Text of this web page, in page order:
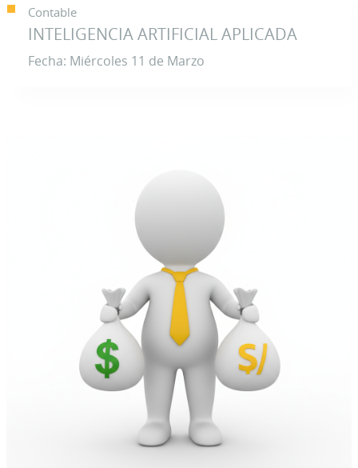
Contable
INTELIGENCIA ARTIFICIAL APLICADA
Fecha: Miércoles 11 de Marzo